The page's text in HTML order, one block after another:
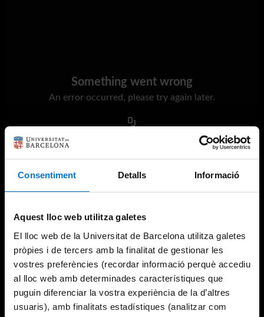
Consentiment Detalls Informació
Aquest lloc web utilitza galetes
El lloc web de la Universitat de Barcelona utilitza galetes
pròpies i de tercers amb la finalitat de gestionar les
vostres preferències (recordar informació perquè accediu
al lloc web amb determinades característiques que
puguin diferenciar la vostra experiència de la d’altres
usuaris), amb finalitats estadístiques (analitzar com
Something went wrong
An error occurred, please try again later.